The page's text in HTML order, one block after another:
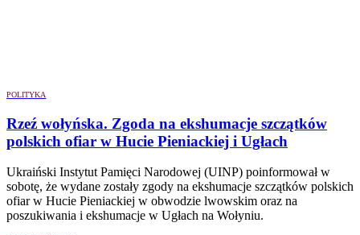
POLITYKA
Rzeź wołyńska. Zgoda na ekshumacje szczątków
polskich ofiar w Hucie Pieniackiej i Ugłach
Ukraiński Instytut Pamięci Narodowej (UINP) poinformował w
sobotę, że wydane zostały zgody na ekshumacje szczątków polskich
ofiar w Hucie Pieniackiej w obwodzie lwowskim oraz na
poszukiwania i ekshumacje w Ugłach na Wołyniu.